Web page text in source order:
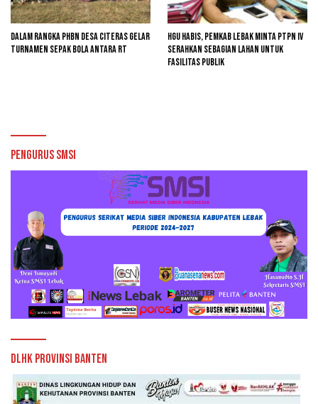
Dalam Rangka PHBN Desa Citeras Gelar
Turnamen Sepak Bola Antara RT
HGU Habis, Pemkab Lebak Minta PTPN IV
Serahkan Sebagian Lahan untuk
Fasilitas Publik
Pengurus SMSI
DLHK Provinsi Banten